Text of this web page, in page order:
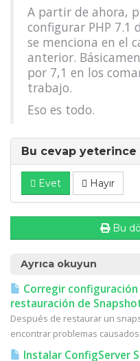
A partir de ahora,
configurar PHP 7.1
se menciona en el
anterior.
por 7,1 en los
trabajo.
Eso es todo.
Bu cevap yeterince
Evet Hayır
Bu
Ayrıca okuyun
Corregir
restauración de
Después de restaurar un
encontrar problemas
Instalar ConfigServer